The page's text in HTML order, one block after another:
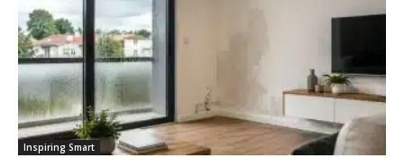
Inspiring Smart